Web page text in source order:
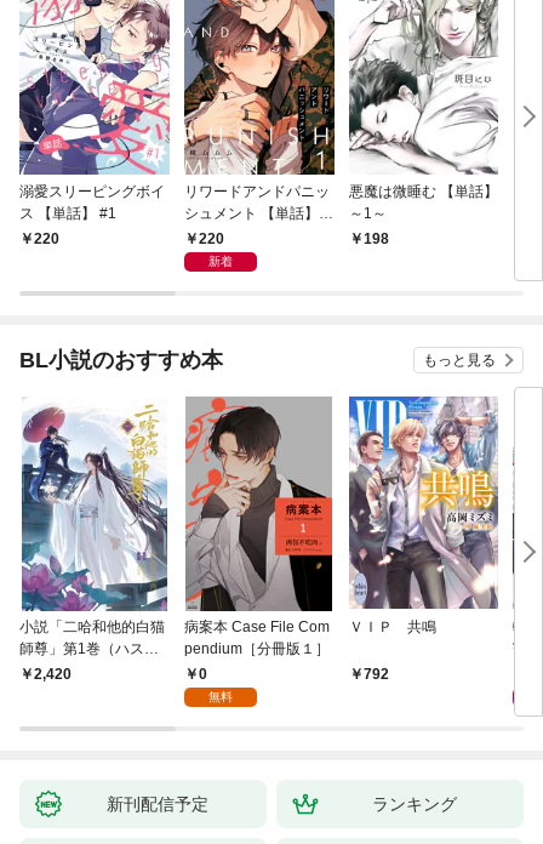
溺愛スリーピングボイ
ス 【単話】 #1
220
リワードアンドパニッ
シュメント 【単話】
第1話
220
新着
悪魔は微睡む 【単話】
～1～
198
BL小説のおすすめ本 もっと見る
小説「二哈和他的白猫
師尊」第1巻（ハスキ
ーとかれのしろねこし
2,420
病案本 Case File Com
pendium［分冊版１］
0
無料
ＶＩＰ 共鳴
792
転
寵
新刊配信予定 ランキング